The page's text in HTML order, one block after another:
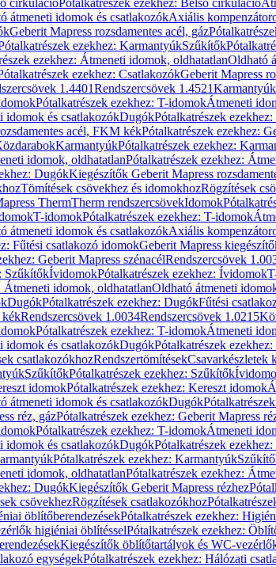
cirkulációPótalkatrészek ezekhez: Belső cirkuláció
átmeneti idomok és csatlakozókAxiális
Geberit Mapress rozsdamentes acél, gáz
ezekhez: KarmantyúkSzűkítők
ezekhez: Átmeneti idomok, oldhatatlanOldható
ezekhez: CsatlakozókGeberit Mapress
1.4401Rendszercsövek 1.4521Karmantyúk
Pótalkatrészek ezekhez: T-idomokÁtmeneti
idomok és csatlakozókDugókPótalkatrészek
acél, FKM kékPótalkatrészek ezekhez:
KarmantyúkPótalkatrészek ezekhez:
idomok, oldhatatlanPótalkatrészek ezekhez:
DugókKiegészítők Geberit Mapress
Tömítések csövekhez és idomokhozRögzítések
ThermTherm rendszercsövekIdomok
T-idomokPótalkatrészek ezekhez: T-idomok
átmeneti idomok és csatlakozókAxiális
Fűtési csatlakozó idomokGeberit Mapress
Geberit Mapress szénacélRendszercsövek
SzűkítőkÍvidomokPótalkatrészek ezekhez: Ívidomok
Átmeneti idomok, oldhatatlanOldható átmeneti
DugókPótalkatrészek ezekhez: DugókFűtési
kékRendszercsövek 1.0034Rendszercsövek 1.0215
Pótalkatrészek ezekhez: T-idomokÁtmeneti
idomok és csatlakozókDugókPótalkatrészek
csatlakozókhozRendszertömítésekCsavarkészletek
SzűkítőkPótalkatrészek ezekhez: Szűkítők
idomokPótalkatrészek ezekhez: Kereszt idomok
átmeneti idomok és csatlakozókDugók
réz, gázPótalkatrészek ezekhez: Geberit Mapress
Pótalkatrészek ezekhez: T-idomokÁtmeneti
idomok és csatlakozókDugókPótalkatrészek
Pótalkatrészek ezekhez: Karmantyúk
idomok, oldhatatlanPótalkatrészek ezekhez:
DugókKiegészítők Geberit Mapress rézhez
csövekhezRögzítések csatlakozókhoz
öblítőberendezésekPótalkatrészek ezekhez:
higiéniai öblítésselPótalkatrészek ezekhez:
Kiegészítők öblítőtartályok és WC-
egységekPótalkatrészek ezekhez: Hálózati